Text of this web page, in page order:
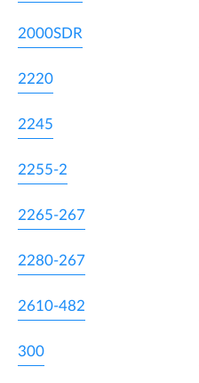
2000SDR
2220
2245
2255-2
2265-267
2280-267
2610-482
300